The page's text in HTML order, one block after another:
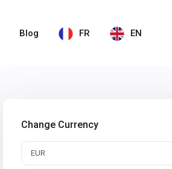
Blog FR EN
Change Currency
EUR